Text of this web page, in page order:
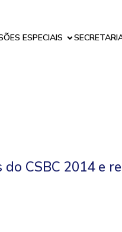
ESPECIAIS
CSBC 2014 e